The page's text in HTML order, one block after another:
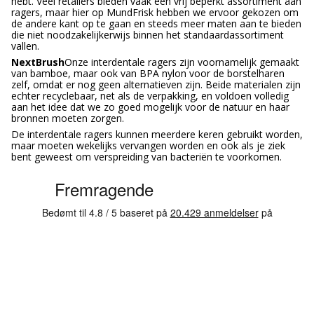
ragers, maar hier op MundFrisk hebben we ervoor gekozen om
de andere kant op te gaan en steeds meer maten aan te bieden
die niet noodzakelijkerwijs binnen het standaardassortiment
vallen.
NextBrushOnze interdentale ragers zijn voornamelijk gemaakt
van bamboe, maar ook van BPA nylon voor de borstelharen
zelf, omdat er nog geen alternatieven zijn. Beide materialen zijn
echter recyclebaar, net als de verpakking, en voldoen volledig
aan het idee dat we zo goed mogelijk voor de natuur en haar
bronnen moeten zorgen.
De interdentale ragers kunnen meerdere keren gebruikt worden,
maar moeten wekelijks vervangen worden en ook als je ziek
bent geweest om verspreiding van bacteriën te voorkomen.